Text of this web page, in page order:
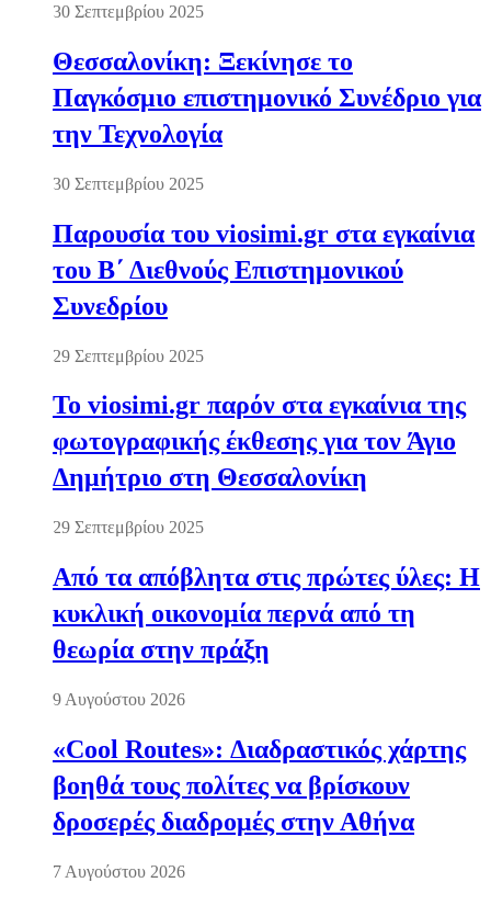
30 Σεπτεμβρίου 2025
Θεσσαλονίκη: Ξεκίνησε το
Παγκόσμιο επιστημονικό Συνέδριο για
την Τεχνολογία
30 Σεπτεμβρίου 2025
Παρουσία του viosimi.gr στα εγκαίνια
του Β΄ Διεθνούς Επιστημονικού
Συνεδρίου
29 Σεπτεμβρίου 2025
Το viosimi.gr παρόν στα εγκαίνια της
φωτογραφικής έκθεσης για τον Άγιο
Δημήτριο στη Θεσσαλονίκη
29 Σεπτεμβρίου 2025
Από τα απόβλητα στις πρώτες ύλες: Η
κυκλική οικονομία περνά από τη
θεωρία στην πράξη
9 Αυγούστου 2026
«Cool Routes»: Διαδραστικός χάρτης
βοηθά τους πολίτες να βρίσκουν
δροσερές διαδρομές στην Αθήνα
7 Αυγούστου 2026